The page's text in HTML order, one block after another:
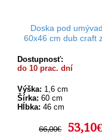
Doska pod
60x46 cm dub craft
Dostupnosť:
do 10 prac. dní
Výška: 1,6 cm
Šírka: 60 cm
Hĺbka: 46 cm
66,00€ 53,10€